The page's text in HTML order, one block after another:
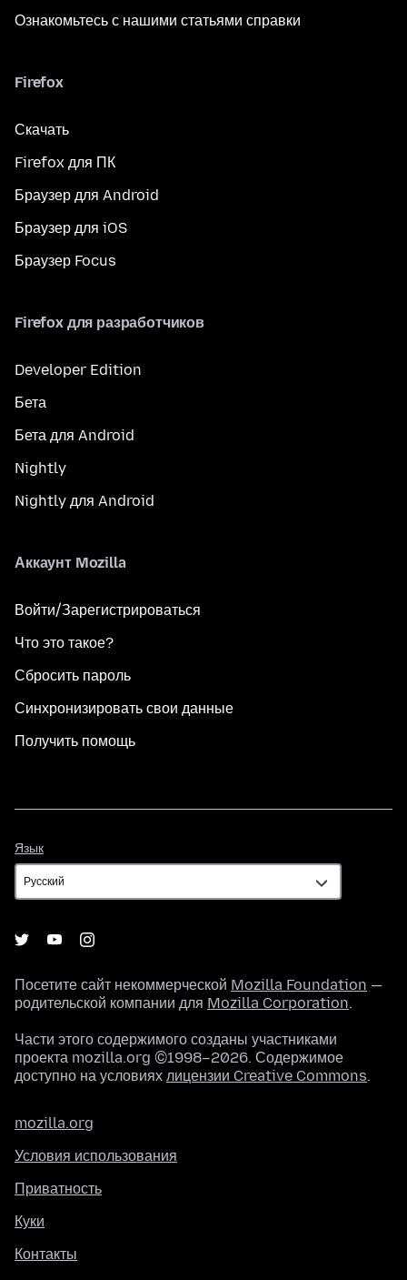
Ознакомьтесь с нашими статьями справки
Firefox
Скачать
Firefox для ПК
Браузер для Android
Браузер для iOS
Браузер Focus
Firefox для разработчиков
Developer Edition
Бета
Бета для Android
Nightly
Nightly для Android
Аккаунт Mozilla
Войти/Зарегистрироваться
Что это такое?
Сбросить пароль
Синхронизировать свои данные
Получить помощь
Язык
Посетите сайт некоммерческой Mozilla Foundation —
родительской компании для Mozilla Corporation.
Части этого содержимого созданы участниками
проекта mozilla.org ©1998–2026. Содержимое
доступно на условиях лицензии Creative Commons.
mozilla.org
Условия использования
Приватность
Куки
Контакты